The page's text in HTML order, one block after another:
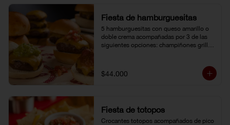
Fiesta de hamburguesitas
5 hamburguesitas con queso amarillo o
doble crema acompañadas por 3 de las
siguientes opciones: champiñones grillé,
pimienta negra.
$44.000
Fiesta de totopos
Crocantes totopos acompañados de pico